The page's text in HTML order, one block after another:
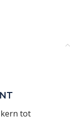
kern tot